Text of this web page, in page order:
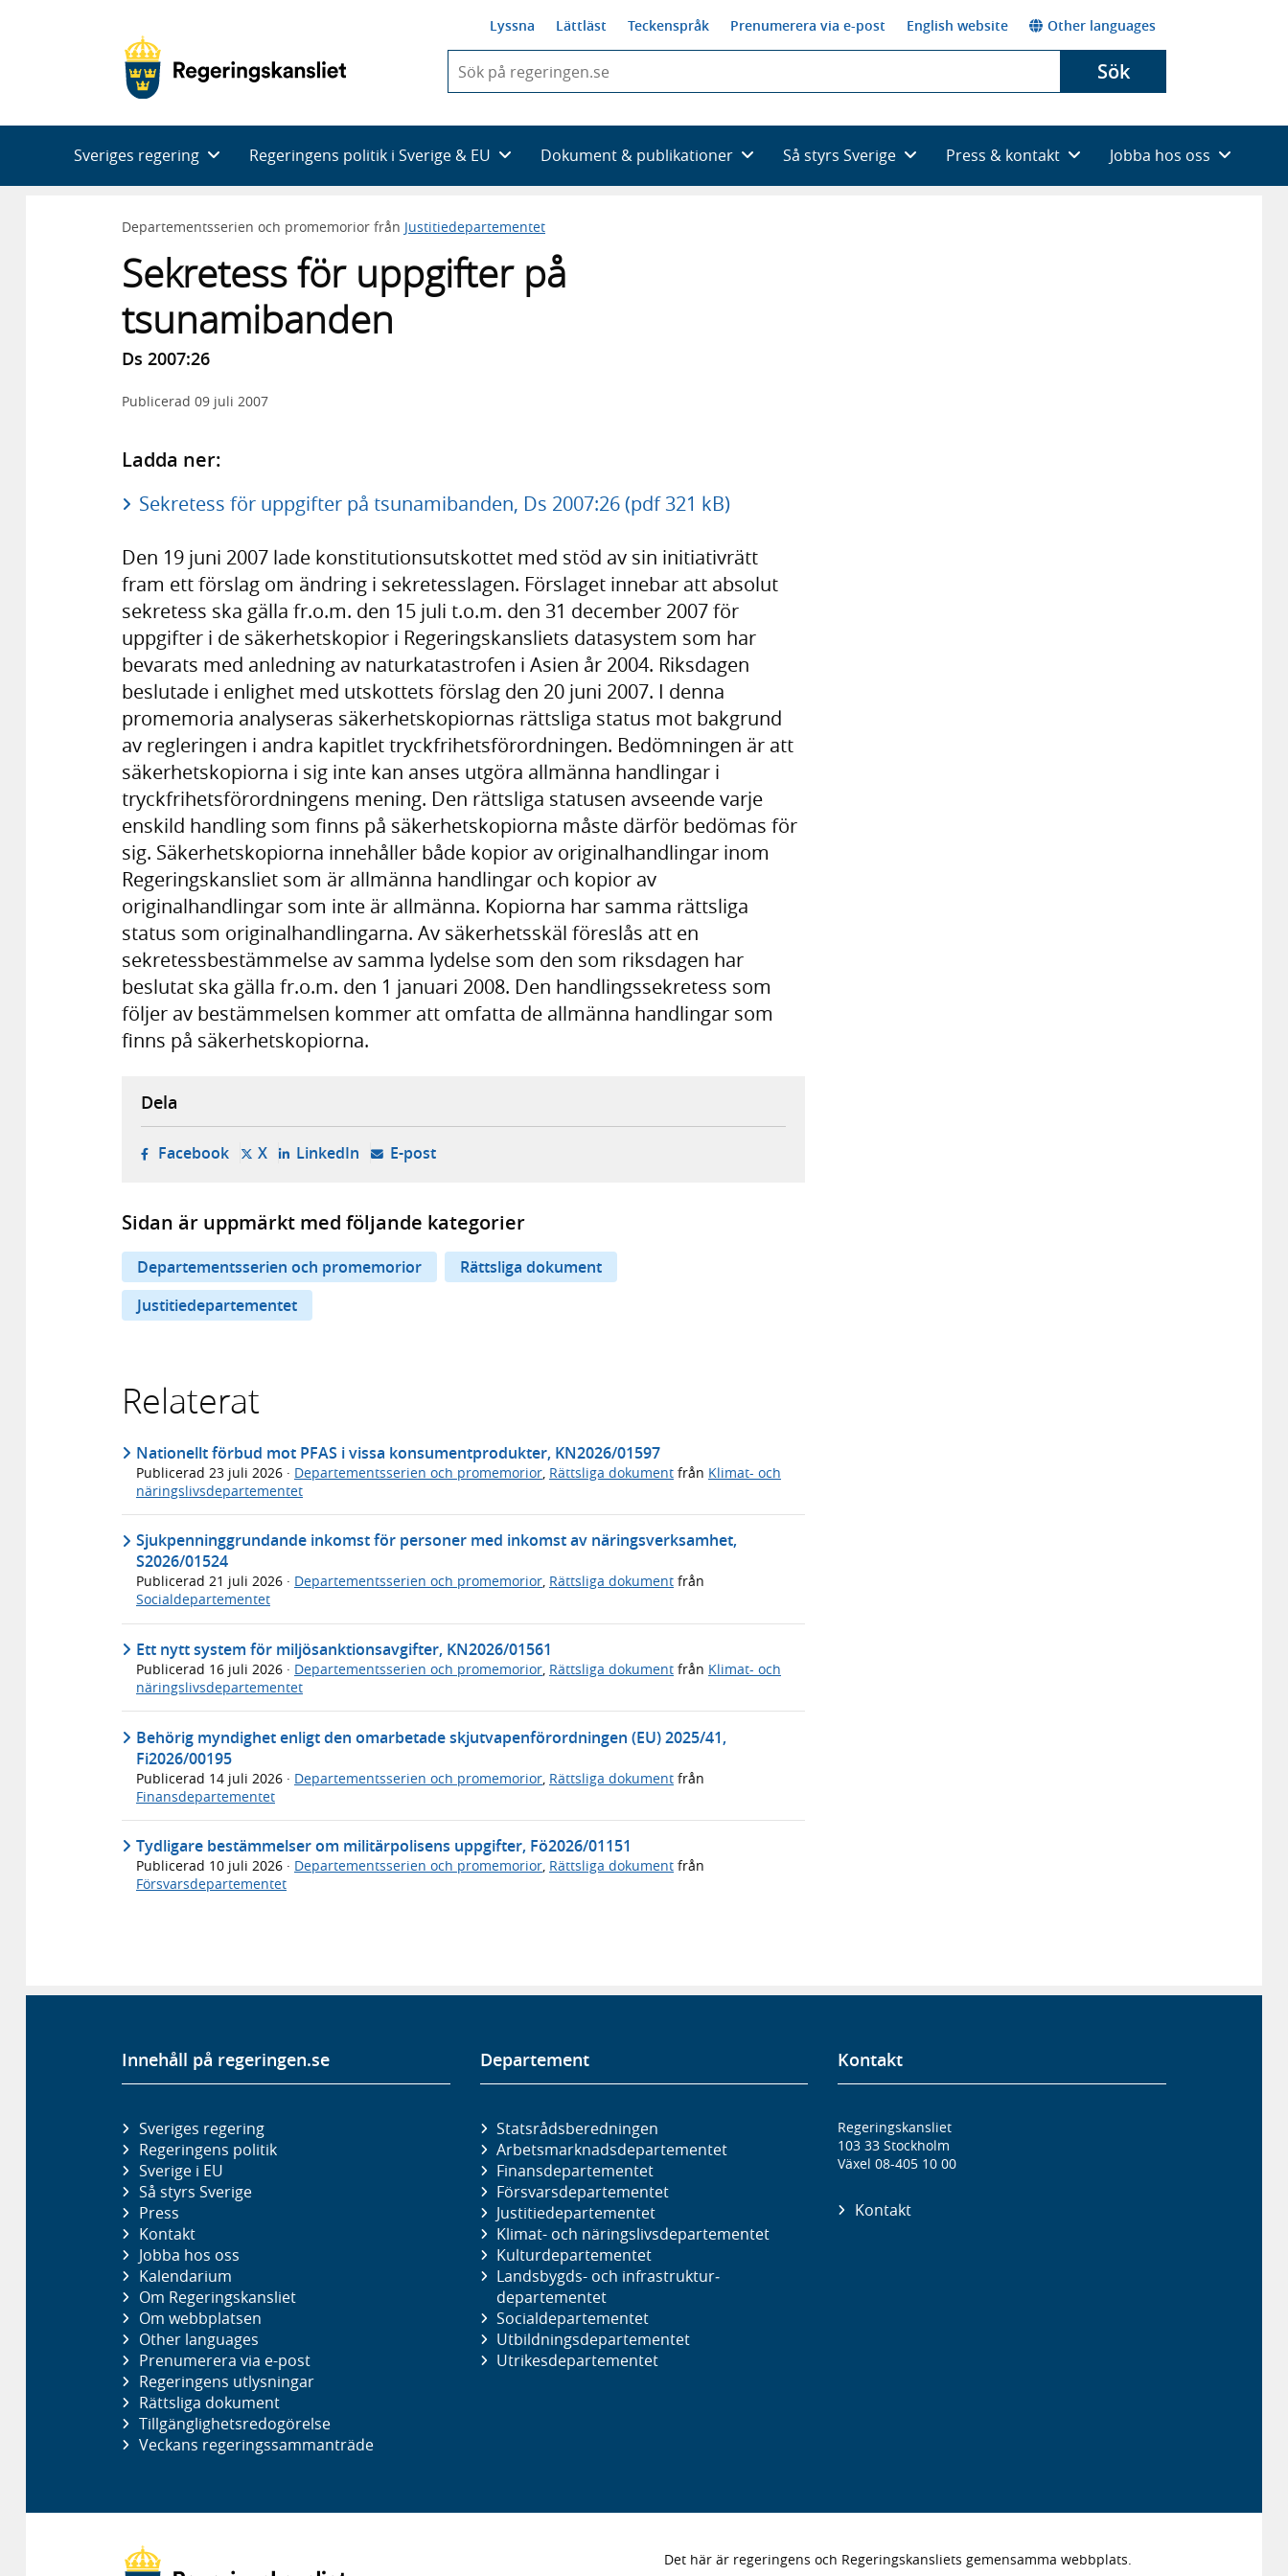
Lyssna Lättläst Teckenspråk Prenumerera via e-post English website Other languages
du
skriva
framträder
en
med
Sök
Sveriges regering Regeringens politik i Sverige & EU Dokument & publikationer Så styrs Sverige Press & kontakt Jobba hos oss
Departementsserien och promemorior från Justitiedepartementet
Sekretess för uppgifter på
tsunamibanden
Ds 2007:26
Publicerad 09 juli 2007
Ladda ner:
Sekretess för uppgifter på tsunamibanden, Ds 2007:26 (pdf 321 kB)
Den 19 juni 2007 lade konstitutionsutskottet med stöd av sin initiativrätt
fram ett förslag om ändring i sekretesslagen. Förslaget innebar att absolut
sekretess ska gälla fr.o.m. den 15 juli t.o.m. den 31 december 2007 för
uppgifter i de säkerhetskopior i Regeringskansliets datasystem som har
bevarats med anledning av naturkatastrofen i Asien år 2004. Riksdagen
beslutade i enlighet med utskottets förslag den 20 juni 2007. I denna
promemoria analyseras säkerhetskopiornas rättsliga status mot bakgrund
av regleringen i andra kapitlet tryckfrihetsförordningen. Bedömningen är att
säkerhetskopiorna i sig inte kan anses utgöra allmänna handlingar i
tryckfrihetsförordningens mening. Den rättsliga statusen avseende varje
enskild handling som finns på säkerhetskopiorna måste därför bedömas för
sig. Säkerhetskopiorna innehåller både kopior av originalhandlingar inom
Regeringskansliet som är allmänna handlingar och kopior av
originalhandlingar som inte är allmänna. Kopiorna har samma rättsliga
status som originalhandlingarna. Av säkerhetsskäl föreslås att en
sekretessbestämmelse av samma lydelse som den som riksdagen har
beslutat ska gälla fr.o.m. den 1 januari 2008. Den handlingssekretess som
följer av bestämmelsen kommer att omfatta de allmänna handlingar som
finns på säkerhetskopiorna.
Dela
Facebook- öppnas i ny flik, extern webbplats,
X- öppnas i ny flik, extern webbplats,
LinkedIn- öppnas i ny flik, extern webbplats,
E-post- öppnar din e-postklient,
Sidan är uppmärkt med följande kategorier
Departementsserien och promemorior
Rättsliga dokument
Justitiedepartementet
Relaterat
Nationellt förbud mot PFAS i vissa konsumentprodukter, KN2026/01597
Publicerad 23 juli 2026 · Departementsserien och promemorior Rättsliga dokument från Klimat- och
näringslivsdepartementet
Sjukpenninggrundande inkomst för personer med inkomst av näringsverksamhet,
S2026/01524
Publicerad 21 juli 2026 · Departementsserien och promemorior, Rättsliga dokument från
Socialdepartementet
Ett nytt system för miljösanktionsavgifter, KN2026/01561
Publicerad 16 juli 2026 · Departementsserien och promemorior, Rättsliga dokument från Klimat- och
näringslivsdepartementet
Behörig myndighet enligt den omarbetade skjutvapenförordningen (EU) 2025/41,
Fi2026/00195
Publicerad 14 juli 2026 · Departementsserien och promemorior Rättsliga dokument från
Finansdepartementet
Tydligare bestämmelser om militärpolisens uppgifter, Fö2026/01151
Publicerad 10 juli 2026 · Departementsserien och promemorior, Rättsliga dokument från
Försvarsdepartementet
Innehåll på regeringen.se
Sveriges regering
Regeringens politik
Sverige i EU
Så styrs Sverige
Press
Kontakt
Jobba hos oss
Kalendarium
Om Regeringskansliet
Om webbplatsen
Other languages
Prenumerera via e-post
Regeringens utlysningar
Rättsliga dokument
Tillgänglighetsredogörelse
Veckans regeringssammanträde
Departement
Statsrådsberedningen
Arbetsmarknads­departementet
Finans­departementet
Försvars­departementet
Justitie­departementet
Klimat- och näringslivs­departementet
Kultur­departementet
Landsbygds- och infrastruktur­
departementet
Social­departementet
Utbildnings­departementet
Utrikes­departementet
Kontakt
Regeringskansliet
103 33 Stockholm
Växel 08-405 10 00
Kontakt
Det här är regeringens och Regeringskansliets gemensamma webbplats.